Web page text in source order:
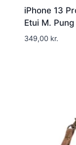
iPhone 13
Etui M.
349,00 kr.